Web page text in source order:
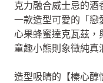
克力融合威士忌的酒
一款造型可愛的「戀
心果蜂蜜達克瓦茲，
童趣小熊則象徵純真
造型吸睛的【榛心醇